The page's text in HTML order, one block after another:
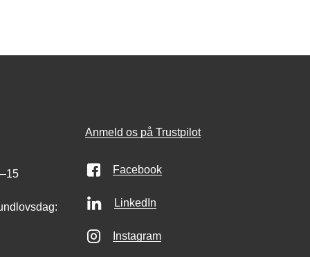
Anmeld os på Trustpilot
Facebook
LinkedIn
Instagram